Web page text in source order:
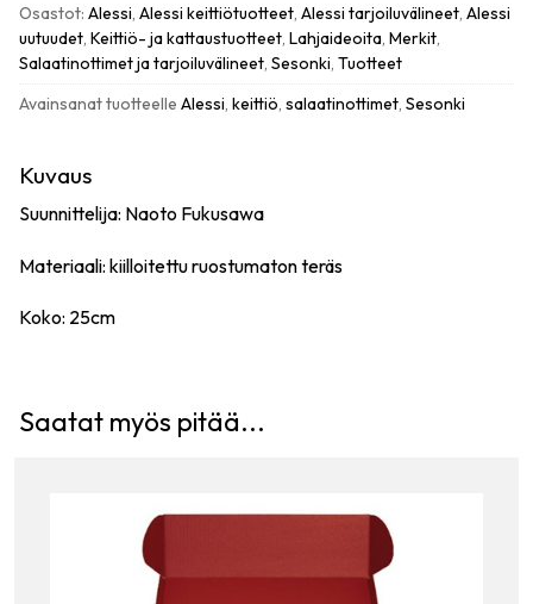
Osastot: Alessi, Alessi keittiötuotteet, Alessi tarjoiluvälineet, Alessi
uutuudet, Keittiö- ja kattaustuotteet, Lahjaideoita, Merkit,
Salaatinottimet ja tarjoiluvälineet, Sesonki, Tuotteet
Avainsanat tuotteelle Alessi, keittiö, salaatinottimet, Sesonki
Kuvaus
Suunnittelija: Naoto Fukusawa
Materiaali: kiilloitettu ruostumaton teräs
Koko: 25cm
Saatat myös pitää...